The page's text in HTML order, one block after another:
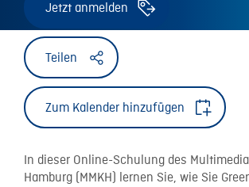
Jetzt anmelden
Teilen
Zum Kalender hinzufügen
In dieser Online-Schulung des
Hamburg (MMKH) lernen Sie, wie Sie